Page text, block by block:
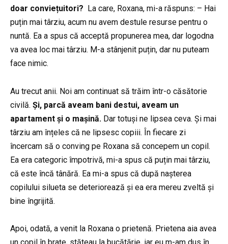
doar conviețuitori?
La care, Roxana, mi-a răspuns: – Hai
puțin mai târziu, acum nu avem destule resurse pentru o
nuntă. Ea a spus că acceptă propunerea mea, dar logodna
va avea loc mai târziu. M-a stânjenit puțin, dar nu puteam
face nimic.
Au trecut anii. Noi am continuat să trăim într-o căsătorie
civilă. Și, parcă aveam bani destui, aveam un
apartament și o mașină. Dar totuși ne lipsea ceva. Și mai
târziu am înțeles că ne lipsesc copiii. În fiecare zi
încercam să o conving pe Roxana să concepem un copil.
Ea era categoric împotrivă, mi-a spus că puțin mai târziu,
că este încă tânără. Ea mi-a spus că după nașterea
copilului silueta se deteriorează și ea era mereu zveltă și
bine îngrijită.
Apoi, odată, a venit la Roxana o prietenă. Prietena aia avea